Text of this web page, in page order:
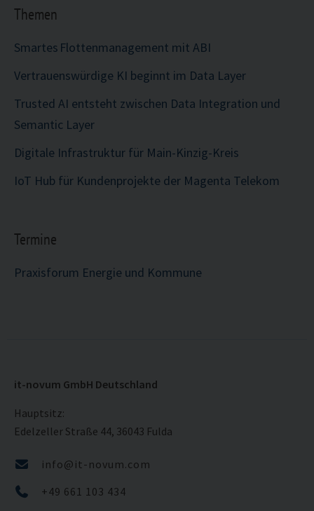
Themen
Smartes Flottenmanagement mit ABI
Vertrauenswürdige KI beginnt im Data Layer
Trusted AI entsteht zwischen Data Integration und
Semantic Layer
Digitale Infrastruktur für Main-Kinzig-Kreis
IoT Hub für Kundenprojekte der Magenta Telekom
Termine
Praxisforum Energie und Kommune
it-novum GmbH Deutschland
Hauptsitz:
Edelzeller Straße 44, 36043 Fulda
info@it-novum.com
+49 661 103 434